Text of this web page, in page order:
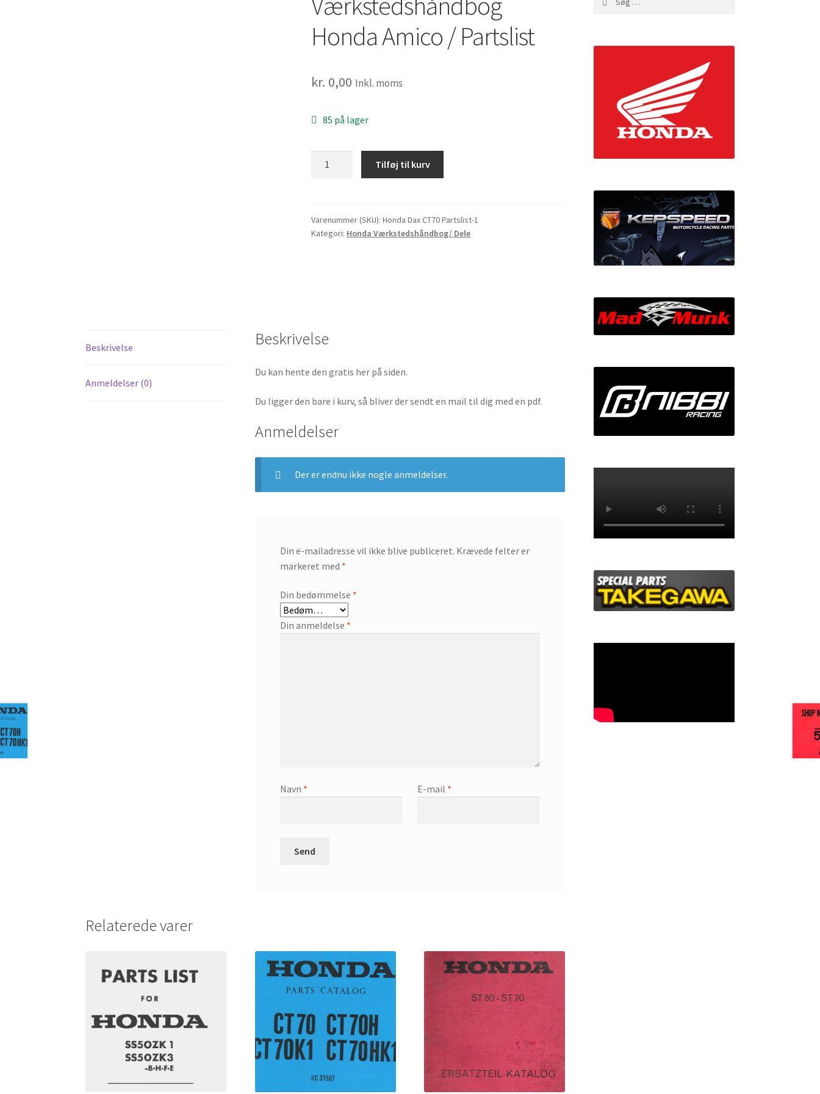
Honda Amico / Partslist
kr. 0,00 Inkl. moms
85 på lager
Partslist
antal
Tilføj til kurv
Varenummer (SKU):Honda Dax CT70 Partslist-1
Kategori: Honda Værkstedshåndbog/ Dele
Beskrivelse
Anmeldelser (0)
Beskrivelse
Du kan hente den gratis her på siden.
Du ligger den bare i kurv, så bliver der sendt en mail til dig med en pdf.
Anmeldelser
Der er endnu ikke nogle anmeldelser.
Din e-mailadresse vil ikke blive publiceret. Krævede felter er
markeret med *
Din bedømmelse *
Din anmeldelse *
Navn * E-mail *
Relaterede varer